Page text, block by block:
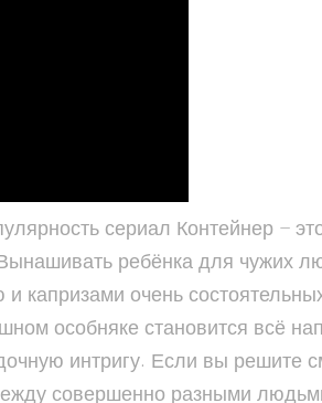
сериал Контейнер –
ребёнка для чужих
капризами очень
особняке становится всё
интригу. Если вы решите
совершенно разными